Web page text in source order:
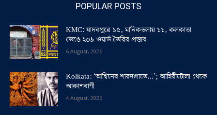
POPULAR POSTS
KMC: যাদবপুরে ১৫, মানিকতলায় ১১, কলকাতা
ভেঙে ২০৯ ওয়ার্ড তৈরির প্রস্তাব
6 August, 2026
Kolkata: ‘আশ্বিনের শারদপ্রাতে…’; আহিরীটোলা থেকে
আকাশবাণী
4 August, 2026